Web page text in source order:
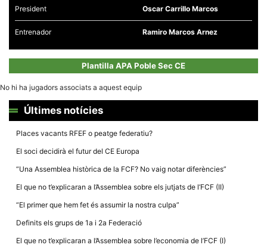
President Oscar Carrillo Marcos
Entrenador Ramiro Marcos Arnez
Plantilla APA Poble Sec CE
No hi ha jugadors associats a aquest equip
Últimes notícies
Places vacants RFEF o peatge federatiu?
El soci decidirà el futur del CE Europa
“Una Assemblea històrica de la FCF? No vaig notar diferències”
El que no t’explicaran a l’Assemblea sobre els jutjats de l’FCF (II)
“El primer que hem fet és assumir la nostra culpa”
Definits els grups de 1a i 2a Federació
El que no t’explicaran a l’Assemblea sobre l’economia de l’FCF (I)
dades
anònima d'ús
del lloc web
components
nostre lloc web
dades en el seu
bé com sigui